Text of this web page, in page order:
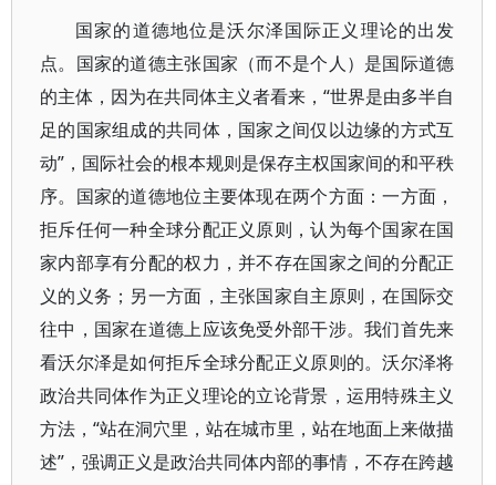
国家的道德地位是沃尔泽国际正义理论的出发
点。国家的道德主张国家（而不是个人）是国际道德
的主体，因为在共同体主义者看来，“世界是由多半自
足的国家组成的共同体，国家之间仅以边缘的方式互
动”，国际社会的根本规则是保存主权国家间的和平秩
序。国家的道德地位主要体现在两个方面：一方面，
拒斥任何一种全球分配正义原则，认为每个国家在国
家内部享有分配的权力，并不存在国家之间的分配正
义的义务；另一方面，主张国家自主原则，在国际交
往中，国家在道德上应该免受外部干涉。我们首先来
看沃尔泽是如何拒斥全球分配正义原则的。沃尔泽将
政治共同体作为正义理论的立论背景，运用特殊主义
方法，“站在洞穴里，站在城市里，站在地面上来做描
述”，强调正义是政治共同体内部的事情，不存在跨越